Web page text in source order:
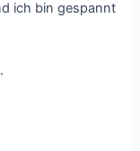
ich bin gespannt